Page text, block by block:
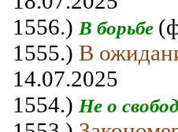
1556.) В борьбе
1555.) В
14.07.2025
1554.) Не о